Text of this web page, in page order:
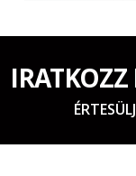
IRATKOZZ